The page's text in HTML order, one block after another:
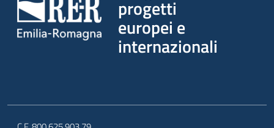
progetti
europei e
internazionali